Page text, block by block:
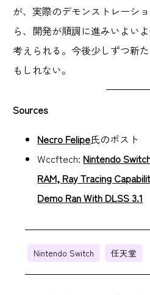
が、実際のデモンストレーシ
ら、開発が順調に進みいよい
考えられる。今後少しずつ新
もしれない。
Sources
Necro Felipe氏のポスト
Wccftech: Nintendo
RAM, Ray Tracing
Demo Ran With DLSS 3.1
Nintendo Switch 任天堂